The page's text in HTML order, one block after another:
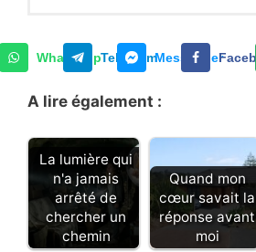
WhatsAppTelegramMessenger
A lire également :
La lumière qui
n'a jamais
arrêté de
chercher un
chemin
Quand mon
cœur savait la
réponse avant
moi